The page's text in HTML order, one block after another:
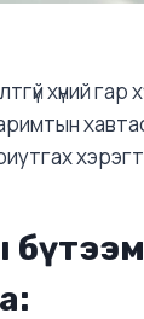
хүний гар
: